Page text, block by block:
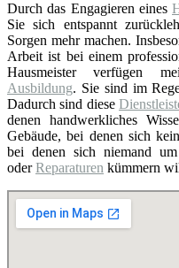
Durch das Engagieren eines
Sie sich entspannt
Sorgen mehr machen.
Arbeit ist bei einem
Hausmeister verfügen
Ausbildung. Sie sind im
Dadurch sind diese
denen handwerkliches
Gebäude, bei denen sich
bei denen sich niemand um
oderReparaturen kümmern